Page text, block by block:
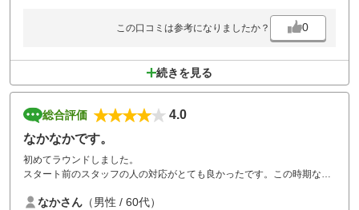
この口コミは参考になりましたか？ 0
続きを見る
総合評価
4.0
なかなかです。
初めてラウンドしました。
スタート前のスタッフの人の対応がとても良かったです。この時期なの
一緒に行ったメンバーもいいゴルフ場だと。
なかさん （男性 / 60代）